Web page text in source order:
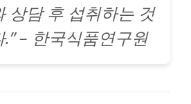
상담 후 섭취하는 것
– 한국식품연구원